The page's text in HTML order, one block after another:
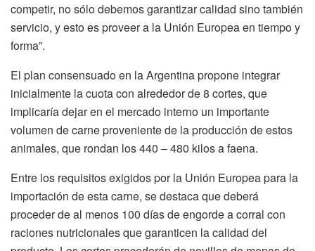
competir, no sólo debemos garantizar calidad sino también
servicio, y esto es proveer a la Unión Europea en tiempo y
forma”.
El plan consensuado en la Argentina propone integrar
inicialmente la cuota con alrededor de 8 cortes, que
implicaría dejar en el mercado interno un importante
volumen de carne proveniente de la producción de estos
animales, que rondan los 440 – 480 kilos a faena.
Entre los requisitos exigidos por la Unión Europea para la
importación de esta carne, se destaca que deberá
proceder de al menos 100 días de engorde a corral con
raciones nutricionales que garanticen la calidad del